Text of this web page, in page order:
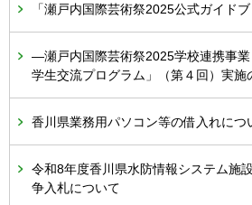
「瀬戸内国際芸術祭2025公式ガイド
―瀬戸内国際芸術祭2025学校連携事
学生交流プログラム」（第４回）実施
香川県業務用パソコン等の借入れにつ
令和8年度香川県水防情報システム施
争入札について